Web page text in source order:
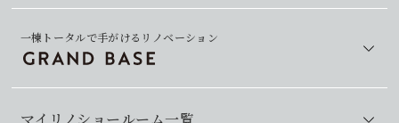
一棟トータルで手がけるリノベーション